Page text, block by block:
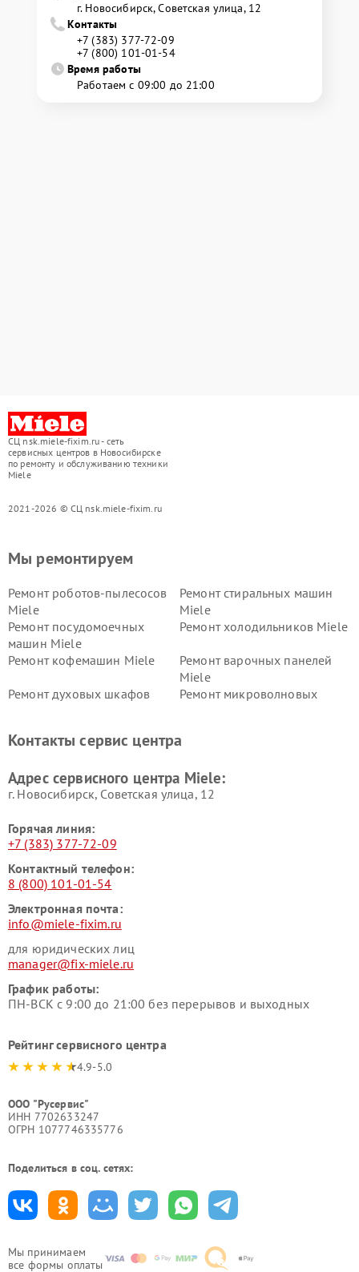
г. Новосибирск, Советская улица, 12
Контакты
+7 (383) 377-72-09
+7 (800) 101-01-54
Время работы
Работаем с 09:00 до 21:00
СЦ nsk.miele-fixim.ru - сеть
сервисных центров в Новосибирске
по ремонту и обслуживанию техники
Miele
2021-2026 © СЦ nsk.miele-fixim.ru
Мы принимаем
все формы оплаты
Мы ремонтируем
Ремонт роботов-пылесосов
Miele
Ремонт стиральных машин
Miele
Ремонт посудомоечных
машин Miele
Ремонт холодильников Miele
Ремонт кофемашин Miele
Ремонт варочных панелей
Miele
Ремонт духовых шкафов
Ремонт микроволновых
Miele
Miele
пылесосов Miele
Контакты сервис центра
Адрес сервисного центра Miele:
г. Новосибирск, Советская улица, 12
Горячая линия:
+7 (383) 377-72-09
Контактный телефон:
8 (800) 101-01-54
Электронная почта:
info@miele-fixim.ru
для юридических лиц
manager@fix-miele.ru
График работы:
ПН-ВСК с 9:00 до 21:00 без перерывов и выходных
Рейтинг сервисного центра
4.9-5.0
ООО "Русервис"
ИНН 7702633247
ОГРН 1077746335776
Поделиться в соц. сетях: